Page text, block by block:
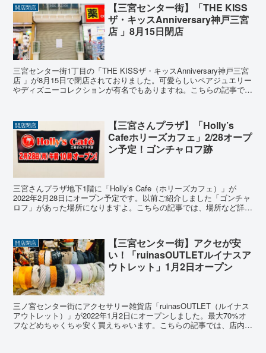
開店閉店
【三宮センター街】「THE KISS
ザ・キッスAnniversary神戸三宮
店 」8月15日閉店
三宮センター街1丁目の「THE KISSザ・キッスAnniversary神戸三宮
店 」が8月15日で閉店されておりました。可愛らしいペアジュエリー
やディズニーコレクションが有名でもありますね。こちらの記事では
開店閉店
【三宮さんプラザ】「Holly’s
Cafeホリーズカフェ」2/28オープ
ン予定！ゴンチャロフ跡
三宮さんプラザ地下1階に「Holly’s Cafe（ホリーズカフェ）」が
2022年2月28日にオープン予定です。以前ご紹介しました「ゴンチャ
ロフ」があった場所になりますよ。こちらの記事では、場所など詳し
開店閉店
【三宮センター街】アクセが安
い！「ruinasOUTLETルイナスア
ウトレット」1月2日オープン
三ノ宮センター街にアクセサリー雑貨店「ruinasOUTLET（ルイナス
アウトレット）」が2022年1月2日にオープンしました。最大70%オ
フなどめちゃくちゃ安く買えちゃいます。こちらの記事では、店内の